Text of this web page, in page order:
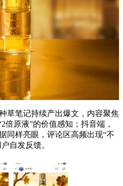
草笔记持续产出爆文，内容聚焦
倍原液”的价值感知；抖音端，
同样亮眼，评论区高频出现“不
自发反馈。